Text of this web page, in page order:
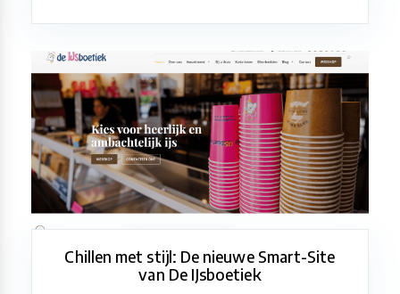
Chillen met stijl: De nieuwe Smart-Site
van De IJsboetiek